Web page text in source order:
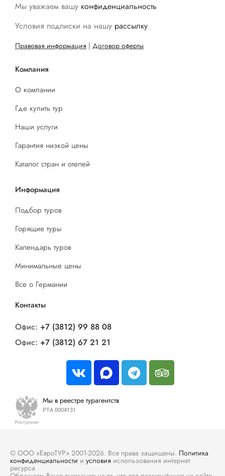
Мы уважаем вашу конфиденциальность
Условия подписки на нашу рассылку
Правовая информация | Договор оферты
Компания
О компании
Где купить тур
Наши услуги
Гарантия низкой цены
Каталог стран и отелей
Информация
Подбор туров
Горящие туры
Календарь туров
Минимальные цены
Все о Германии
Контакты
Офис: +7 (3812) 99 88 08
Офис: +7 (3812) 67 21 21
Мы в реестре турагентств
РТА 0004131
© ООО «ЕвроТУР» 2001-2026. Все права защищены. Политика
конфиденциальности и условия использования интернет
ресурса